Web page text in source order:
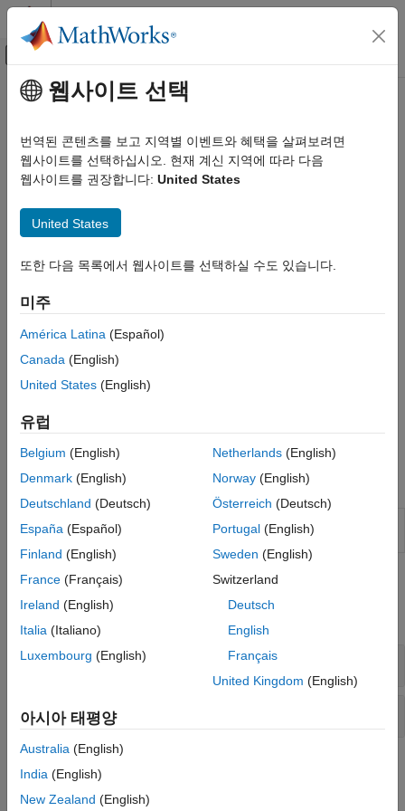
콘텐츠로 바로 가기
오프캔버스 탐색 메뉴 토글
문서 홈
Statistics and Machine Learning Toolbox
군집 분석과 이상 감지
카테고리
계층적 군집화
k-평균 군집화와 k-중앙개체 군집화
군집화
스펙트럼 군집화
가우스 혼합 모델
최근접이웃
은닉 마르코프 모델(Hidden Markov Model)
군집 시각화와 군집 평가
Python 모델 연동실행
주요 콘텐츠
최근접이웃
완전 탐색 또는Kd-트리 탐색을 사용하여 최근접이웃 찾기
최근접이웃 탐색은k-최근접이웃 또는 지정된 거리 측정법을
이웃을 찾습니다. 사용 가능한 거리 측정법으로는 유클리드, 해밍,
마할라노비스가 있습니다.
Statistics and Machine Learning Toolbox™에서는 최근접이웃을
searcher 객체를 만든 후 객체와 쿼리 데이터 세트를 객체 함수
(knnsearch및rangesearch
함수와 rangesearch
객체는 여러 데이터 세트에 공통적인 정보를 저장하므로 쿼리
좋습니다. 예를 들어,
블록
KNN
Search
searcher 객체를 사용하여k-최근접이웃 찾기
(R2023b 이후)
함수
모두 확장
최근접이웃 Searcher 객체 만들기
최근접이웃 찾기
도움말 항목
최근접이웃을 사용한 분류
웹사이트 선택
번역된 콘텐츠를 보고 지역별 이벤트와 혜택을 살펴보려면
웹사이트를 선택하십시오. 현재 계신 지역에 따라 다음
웹사이트를 권장합니다: United States
United States
또한 다음 목록에서 웹사이트를 선택하실 수도 있습니다.
미주
América Latina (Español)
Canada (English)
United States (English)
유럽
Belgium (English)
Denmark (English)
Deutschland (Deutsch)
España (Español)
Finland (English)
France (Français)
Ireland (English)
Italia (Italiano)
Luxembourg (English)
Netherlands(English)
Norway(English)
Österreich (Deutsch)
Portugal(English)
Sweden (English)
Switzerland
Deutsch
English
Français
United Kingdom (English)
아시아 태평양
Australia (English)
India (English)
New Zealand (English)